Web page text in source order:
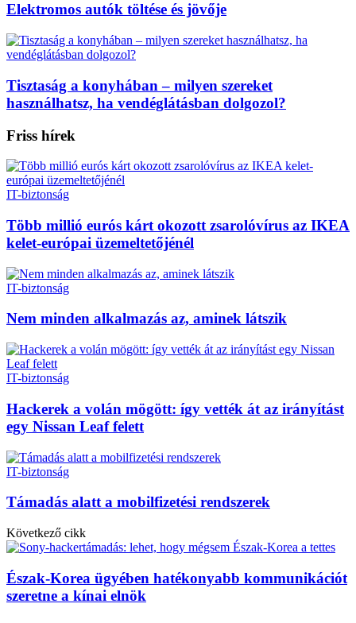
Elektromos autók töltése és jövője
Tisztaság a konyhában – milyen szereket
használhatsz, ha vendéglátásban dolgozol?
Friss hírek
IT-biztonság
Több millió eurós kárt okozott zsarolóvírus az IKEA
kelet-európai üzemeltetőjénél
IT-biztonság
Nem minden alkalmazás az, aminek látszik
IT-biztonság
Hackerek a volán mögött: így vették át az irányítást
egy Nissan Leaf felett
IT-biztonság
Támadás alatt a mobilfizetési rendszerek
Következő cikk
Észak-Korea ügyében hatékonyabb kommunikációt
szeretne a kínai elnök